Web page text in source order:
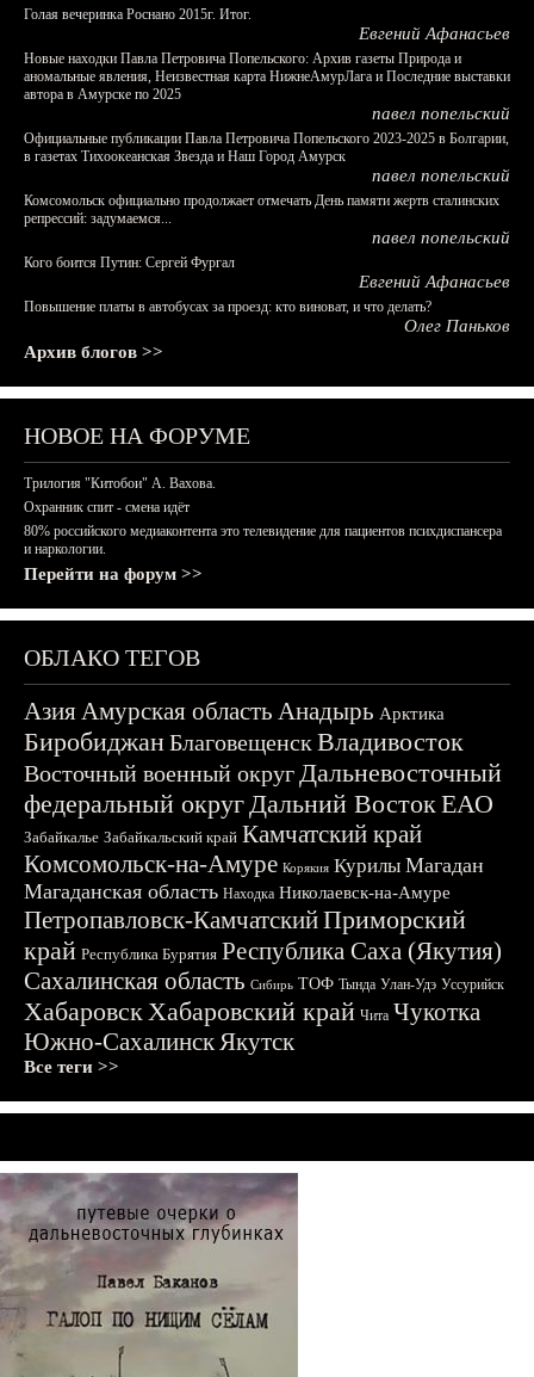
Голая вечеринка Роснано 2015г. Итог.
Евгений Афанасьев
Новые находки Павла Петровича Попельского: Архив газеты Природа и
аномальные явления, Неизвестная карта НижнеАмурЛага и Последние выставки
автора в Амурске по 2025
павел попельский
Официальные публикации Павла Петровича Попельского 2023-2025 в Болгарии,
в газетах Тихоокеанская Звезда и Наш Город Амурск
павел попельский
Комсомольск официально продолжает отмечать День памяти жертв сталинских
репрессий: задумаемся...
павел попельский
Кого боится Путин: Сергей Фургал
Евгений Афанасьев
Повышение платы в автобусах за проезд: кто виноват, и что делать?
Олег Паньков
Архив блогов >>
НОВОЕ НА ФОРУМЕ
Трилогия "Китобои" А. Вахова.
Охранник спит - смена идёт
80% российского медиаконтента это телевидение для пациентов психдиспансера
и наркологии.
Перейти на форум >>
ОБЛАКО ТЕГОВ
АзияАмурская область Анадырь Арктика
БиробиджанБлаговещенскВладивосток
Восточный военный округДальневосточный
федеральный округДальний ВостокЕАО
Забайкалье Забайкальский край Камчатский край
Комсомольск-на-Амуре Корякия Курилы Магадан
Магаданская область Находка Николаевск-на-Амуре
Петропавловск-КамчатскийПриморский
край Республика Бурятия Республика Саха (Якутия)
Сахалинская область Сибирь ТОФ Тында Улан-Удэ Уссурийск
ХабаровскХабаровский край Чита Чукотка
Южно-СахалинскЯкутск
Все теги >>